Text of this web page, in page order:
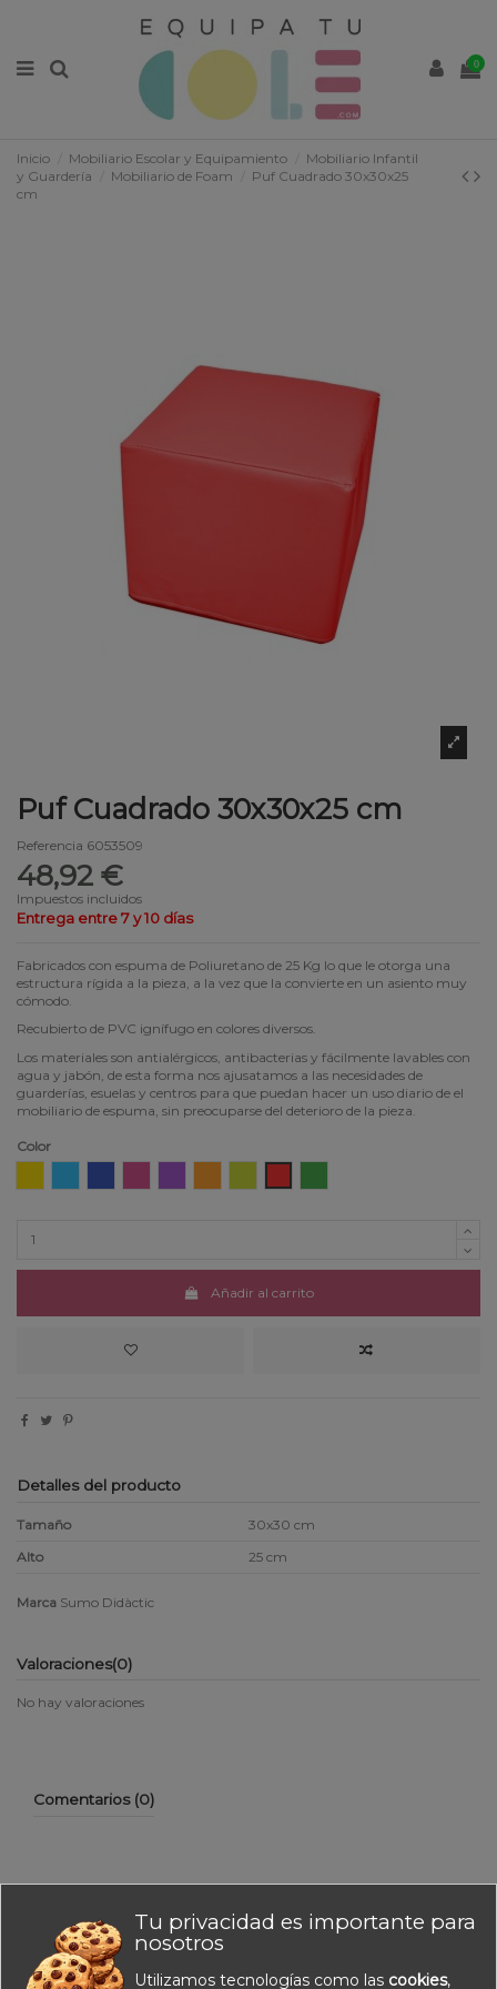
0
Inicio Mobiliario Escolar y Equipamiento
Mobiliario Infantil
y Guardería
Mobiliario de Foam
Puf Cuadrado 30x30x25
cm
Puf Cuadrado 30x30x25 cm
Referencia 6053509
48,92 €
Impuestos incluidos
Entrega entre 7 y 10 días
Fabricados con espuma de Poliuretano de 25 Kg lo que le otorga una
estructura rígida a la pieza, a la vez que la convierte en un asiento muy
cómodo.
Recubierto de PVC ignífugo en colores diversos.
Los materiales son antialérgicos, antibacterias y fácilmente lavables con
agua y jabón, de esta forma nos ajusatamos a las necesidades de
guarderías, esuelas y centros para que puedan hacer un uso diario de el
mobiliario de espuma, sin preocuparse del deterioro de la pieza.
Color
Añadir al carrito
Detalles del producto
Tamaño
30x30 cm
Alto
25 cm
Marca Sumo Didàctic
Valoraciones(0)
No hay valoraciones
Comentarios (0)
No hay reseñas de clientes en este momento.
Tu privacidad es importante para
nosotros
Utilizamos tecnologías como las cookies,